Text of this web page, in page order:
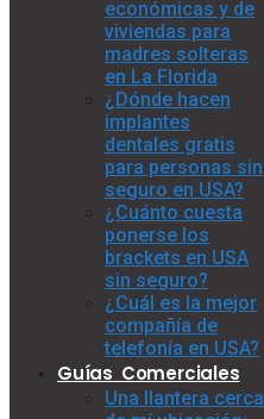
económicas y de
viviendas para
madres solteras
en La Florida
¿Dónde hacen
implantes
dentales gratis
para personas sin
seguro en USA?
¿Cuánto cuesta
ponerse los
brackets en USA
sin seguro?
¿Cuál es la mejor
compañía de
telefonía en USA?
Guías Comerciales
Una llantera cerca